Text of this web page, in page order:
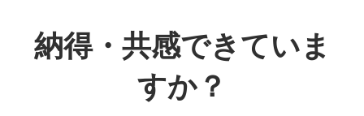
ン
テ
納得・共感できていま
すか？